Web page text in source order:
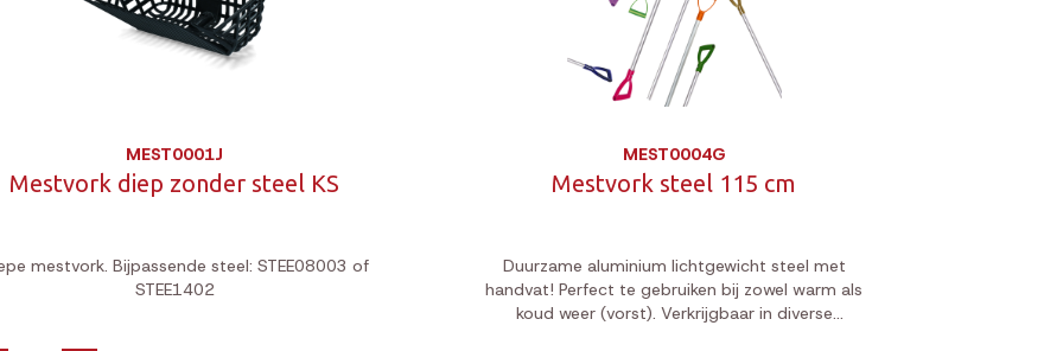
MEST0001J
Mestvork diep zonder steel KS
mestvork. Bijpassende steel: STEE08003 of
STEE1402
MEST0004G
Mestvork steel 115 cm
Duurzame aluminium lichtgewicht steel met
handvat! Perfect te gebruiken bij zowel warm als
koud weer (vorst). Verkrijgbaar in diverse